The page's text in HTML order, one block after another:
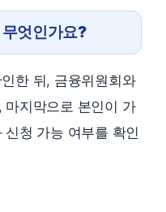
엇인가요?
한 뒤, 금융위원회와
마지막으로 본인이 가
청 가능 여부를 확인